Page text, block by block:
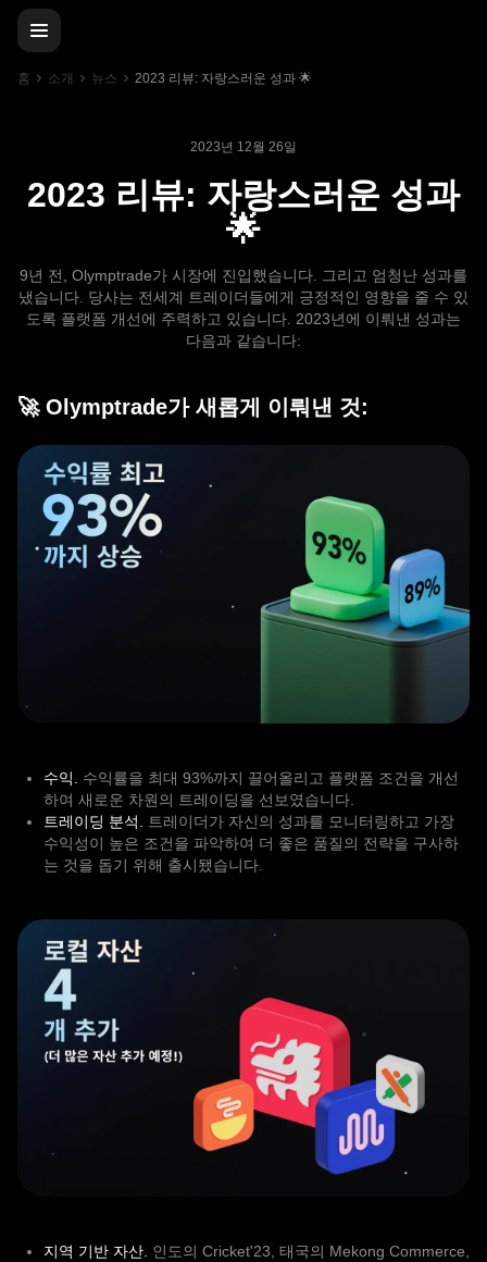
홈 소개 뉴스 2023 리뷰: 자랑스러운 성과 🌟
2023년 12월 26일
2023 리뷰: 자랑스러운 성과
🌟
9년 전, Olymptrade가 시장에 진입했습니다. 그리고 엄청난 성과를
냈습니다. 당사는 전세계 트레이더들에게 긍정적인 영향을 줄 수 있
도록 플랫폼 개선에 주력하고 있습니다. 2023년에 이뤄낸 성과는
다음과 같습니다:
🚀 Olymptrade가 새롭게 이뤄낸 것:
수익.
수익률을 최대 93%까지 끌어올리고 플랫폼 조건을 개선
하여 새로운 차원의 트레이딩을 선보였습니다.
트레이딩 분석.
트레이더가 자신의 성과를 모니터링하고 가장
수익성이 높은 조건을 파악하여 더 좋은 품질의 전략을 구사하
는 것을 돕기 위해 출시됐습니다.
지역 기반 자산. 인도의 Cricket'23, 태국의 Mekong Commerce,